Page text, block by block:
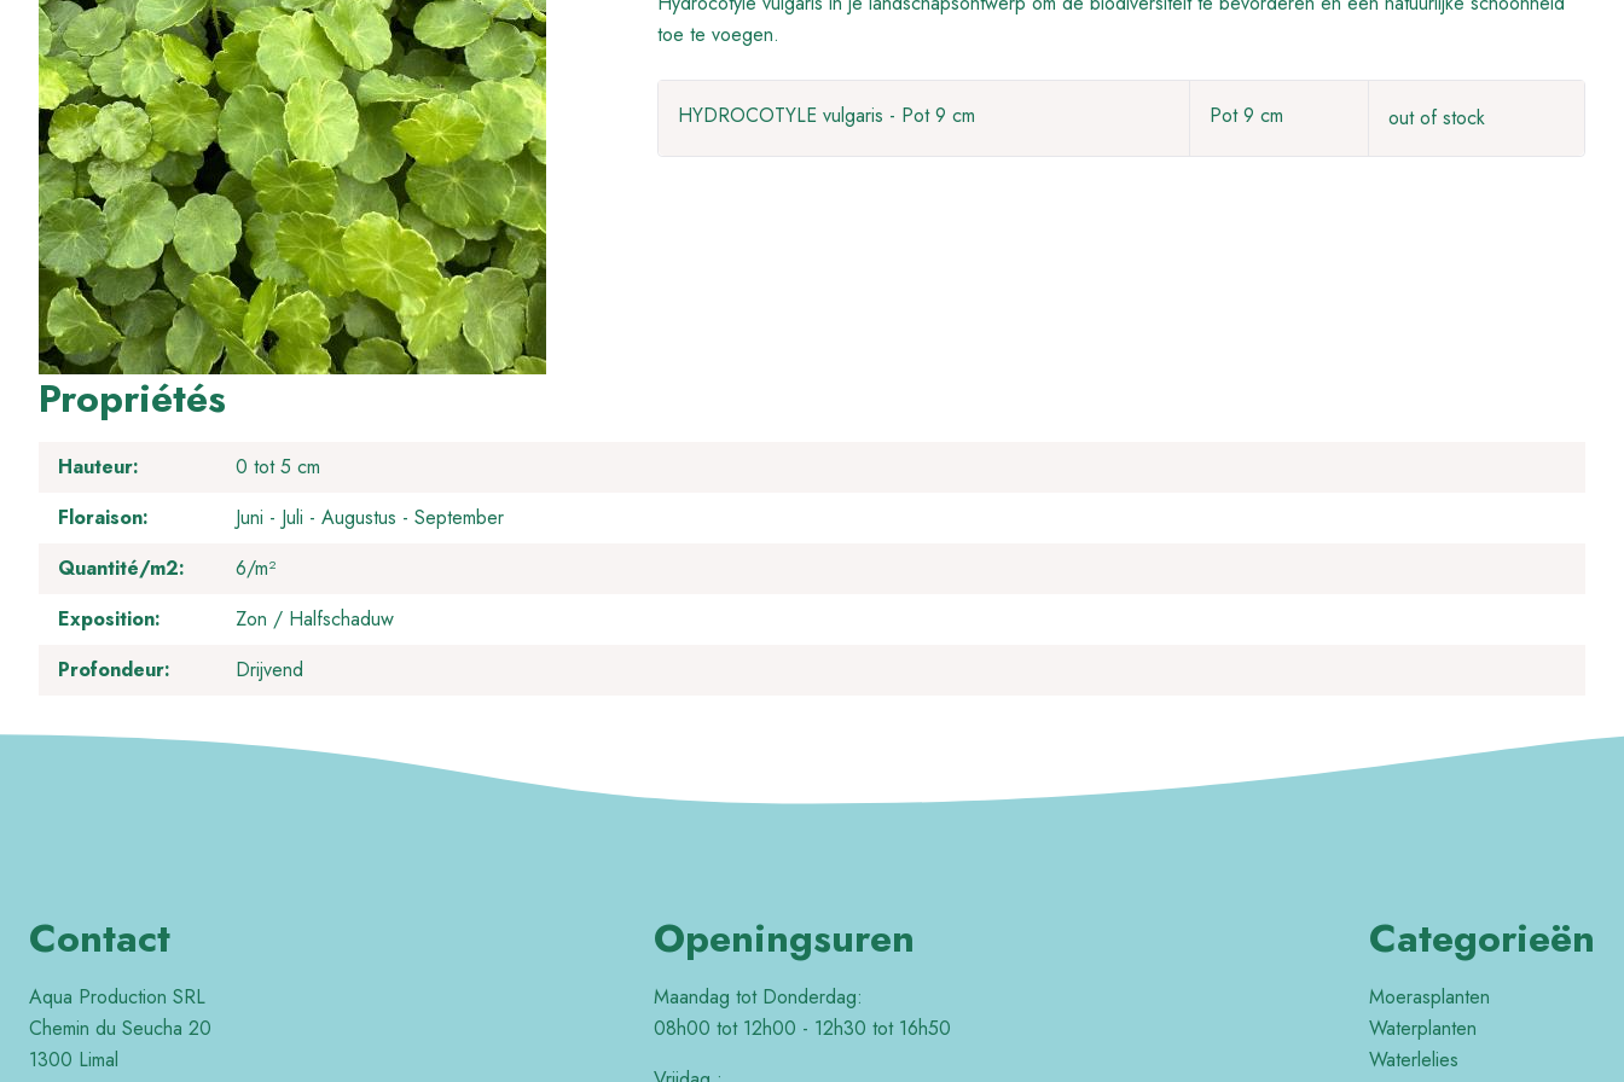
toe te voegen.
HYDROCOTYLE vulgaris - Pot 9 cm Pot 9 cm out of stock
Propriétés
Hauteur
0 tot 5 cm
Floraison
Juni Juli Augustus
September
Quantité/m2
6/m²
Exposition
Zon / Halfschaduw
Profondeur
Drijvend
Contact
Aqua Production SRL
Chemin du Seucha 20
1300 Limal
Openingsuren
Maandag tot Donderdag:
08h00 tot 12h00 - 12h30 tot 16h50
Categorieën
Moerasplanten
Waterplanten
Waterlelies